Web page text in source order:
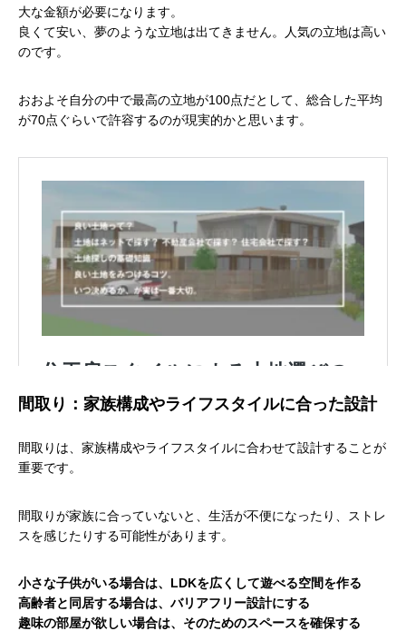
大な金額が必要になります。
良くて安い、夢のような立地は出てきません。人気の立地は高い
のです。
おおよそ自分の中で最高の立地が100点だとして、総合した平均
が70点ぐらいで許容するのが現実的かと思います。
間取り：家族構成やライフスタイルに合った設計
間取りは、家族構成やライフスタイルに合わせて設計することが
重要です。
間取りが家族に合っていないと、生活が不便になったり、ストレ
スを感じたりする可能性があります。
小さな子供がいる場合は、LDKを広くして遊べる空間を作る
高齢者と同居する場合は、バリアフリー設計にする
趣味の部屋が欲しい場合は、そのためのスペースを確保する